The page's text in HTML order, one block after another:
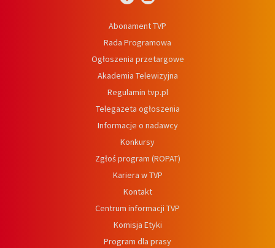
Abonament TVP
Rada Programowa
Ogłoszenia przetargowe
Akademia Telewizyjna
Regulamin tvp.pl
Telegazeta ogłoszenia
Informacje o nadawcy
Konkursy
Zgłoś program (ROPAT)
Kariera w TVP
Kontakt
Centrum informacji TVP
Komisja Etyki
Program dla prasy